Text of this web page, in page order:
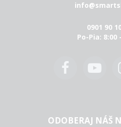
0901 90
Po-Pia: 8:00
ODOBERAJ NÁŠ